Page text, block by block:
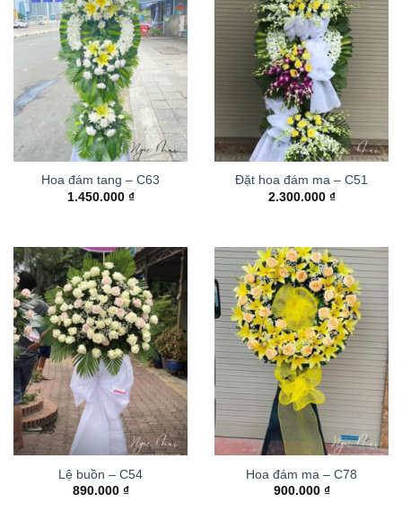
Hoa đám tang – C63
1.450.000 ₫
Đặt hoa đám ma – C51
2.300.000 ₫
Lệ buồn – C54
890.000 ₫
Hoa đám ma – C78
900.000 ₫